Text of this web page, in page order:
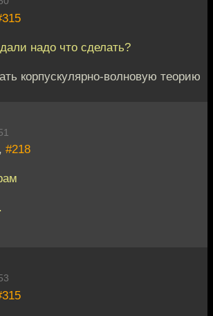
надо что сделать?
корпускулярно-волновую теорию
#218